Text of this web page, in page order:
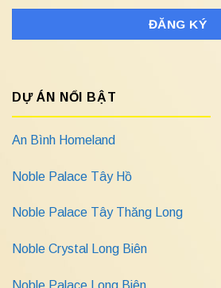
DỰ ÁN NỔI BẬT
An Bình Homeland
Noble Palace Tây Hồ
Noble Palace Tây Thăng Long
Noble Crystal Long Biên
Noble Palace Long Biên